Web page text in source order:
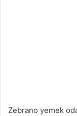
Zebrano yemek